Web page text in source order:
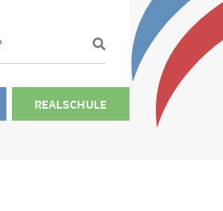
REALSCHULE